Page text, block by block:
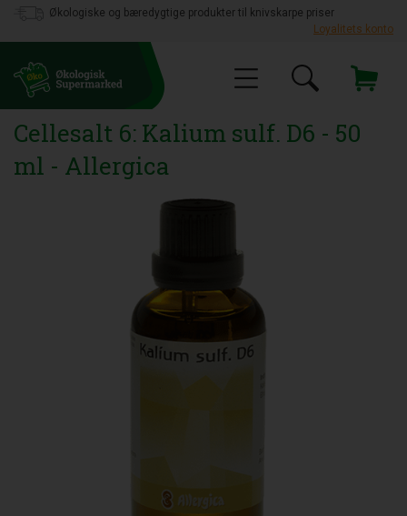
Økologiske og bæredygtige produkter til knivskarpe priser
Loyalitets konto
Cellesalt 6: Kalium sulf. D6 - 50
ml - Allergica